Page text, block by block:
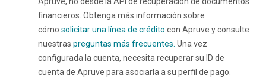
financieros. Obtenga más información sobre
cómo solicitar una línea de crédito con Apruve y consulte
nuestras preguntas más frecuentes. Una vez
configurada la cuenta, necesita recuperar su ID de
cuenta de Apruve para asociarla a su perfil de pago.